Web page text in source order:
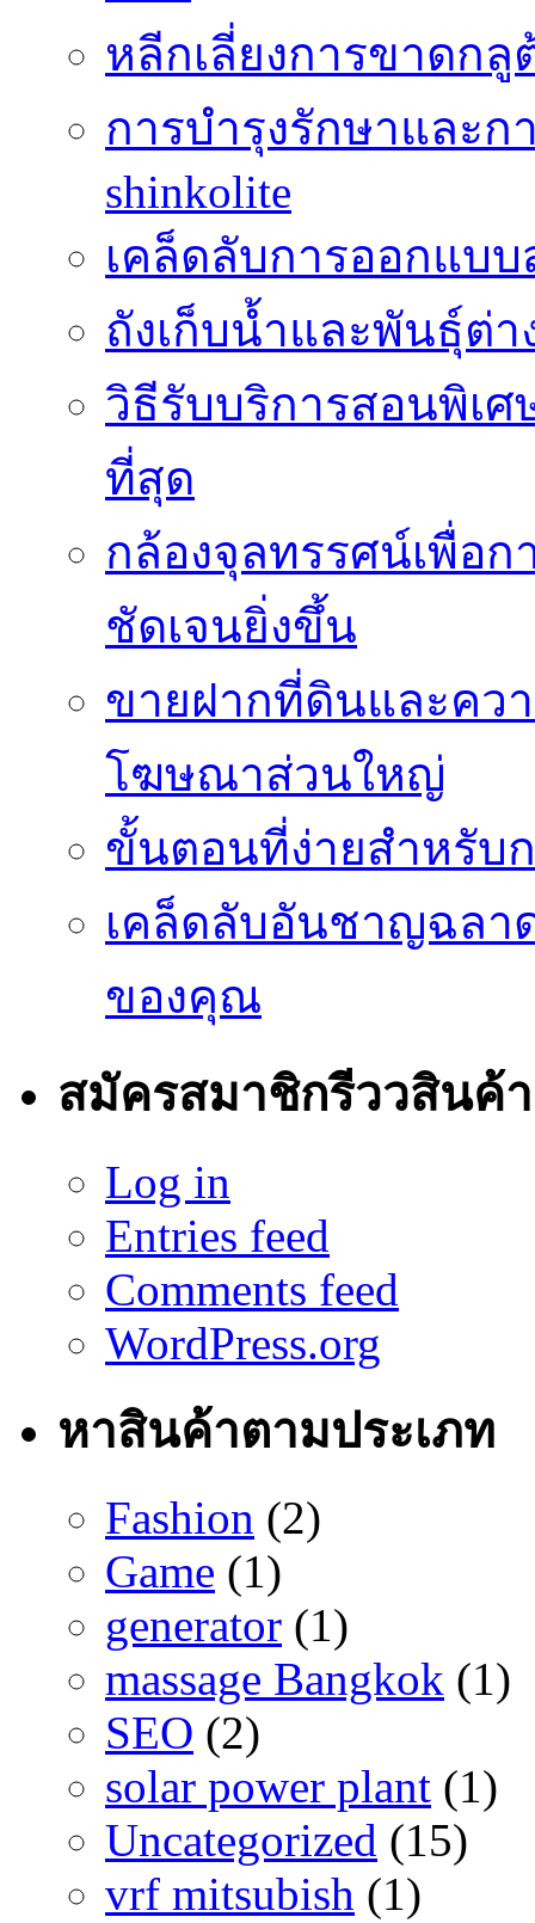
หลีกเลี่ยงการขาดก
การบำรุงรักษาและ
shinkolite
เคล็ดลับการออกแบ
ถังเก็บน้ำและพันธุ์ต่า
วิธีรับบริการสอนพิเ
ที่สุด
กล้องจุลทรรศน์เพื่อ
ชัดเจนยิ่งขึ้น
ขายฝากที่ดินและคว
โฆษณาส่วนใหญ่
ขั้นตอนที่ง่ายสำหรับ
เคล็ดลับอันชาญฉลา
ของคุณ
สมัครสมาชิกรีววสินค้า
Log in
Entries feed
Comments feed
WordPress.org
หาสินค้าตามประเภท
Fashion (2)
Game (1)
generator (1)
massage Bangkok (1)
SEO (2)
solar power plant (1)
Uncategorized (15)
vrf mitsubish (1)